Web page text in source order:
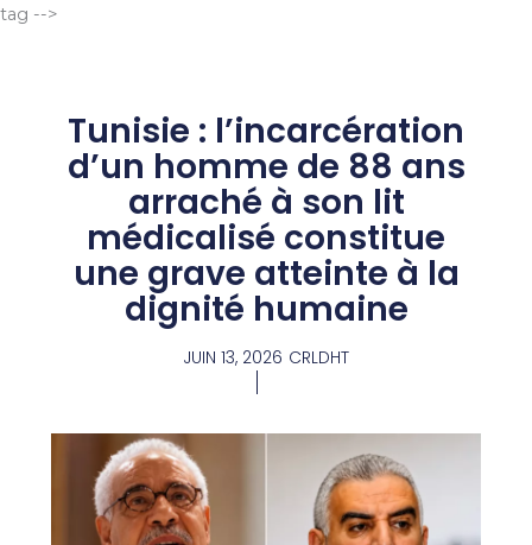
tag -->
Tunisie : l’incarcération
d’un homme de 88 ans
arraché à son lit
médicalisé constitue
une grave atteinte à la
dignité humaine
JUIN 13, 2026 CRLDHT